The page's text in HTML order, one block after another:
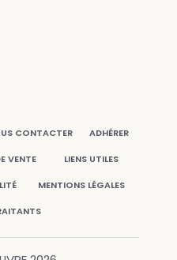
CONTACTER ADHÉRER
VENTE LIENS UTILES
MENTIONS LÉGALES